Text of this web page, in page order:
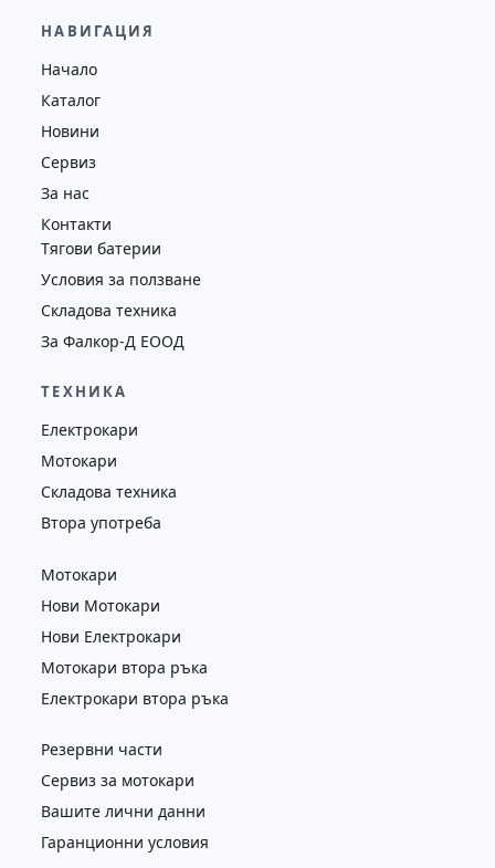
4130
НАВИГАЦИЯ
Начало
Каталог
Новини
Сервиз
За нас
Контакти
Тягови батерии
Условия за ползване
Складова техника
За Фалкор-Д ЕООД
ТЕХНИКА
Електрокари
Мотокари
Складова техника
Втора употреба
Мотокари
Нови Мотокари
Нови Електрокари
Мотокари втора ръка
Електрокари втора ръка
Резервни части
Сервиз за мотокари
Вашите лични данни
Гаранционни условия